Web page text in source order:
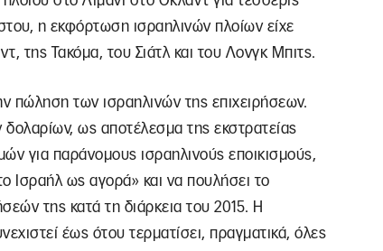
η εκφόρτωση ισραηλινών πλοίων είχε
της Τακόμα, του Σιάτλ και του Λονγκ Μπιτς.
πώληση των ισραηλινών της επιχειρήσεων.
ως αποτέλεσμα της εκστρατείας
για παράνομους ισραηλινούς εποικισμούς,
Ισραήλ ως αγορά» και να πουλήσει το
της κατά τη διάρκεια του 2015. Η
έως ότου τερματίσει, πραγματικά, όλες